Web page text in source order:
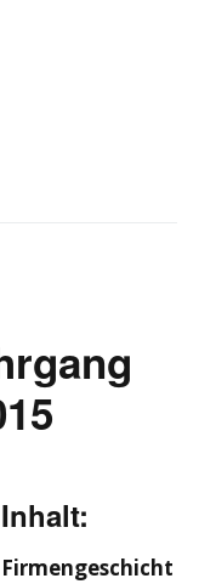
Inhalt:
Firmengeschicht